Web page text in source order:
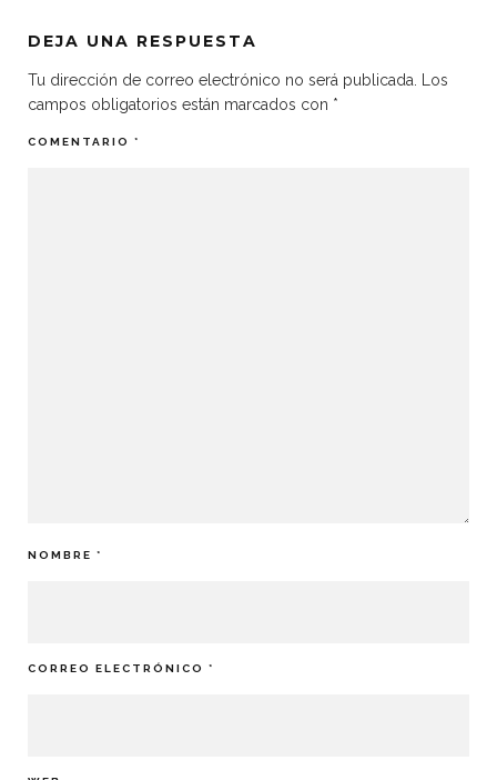
DEJA UNA RESPUESTA
Tu dirección de correo electrónico no será publicada. Los
campos obligatorios están marcados con *
COMENTARIO *
NOMBRE *
CORREO ELECTRÓNICO *